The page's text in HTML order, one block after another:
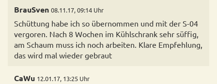
BrauSven 08.11.17, 09:14 Uhr
Schüttung habe ich so übernommen und mit der S-04
vergoren. Nach 8 Wochen im Kühlschrank sehr süffig,
am Schaum muss ich noch arbeiten. Klare Empfehlung,
das wird mal wieder gebraut
CaWu 12.01.17, 13:25 Uhr